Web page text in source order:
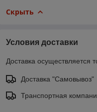
Скрыть
Условия доставки
Доставка осуществляется
Доставка "Самовывоз"
Транспортная